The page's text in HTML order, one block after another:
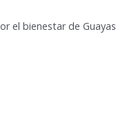
el bienestar de Guayas